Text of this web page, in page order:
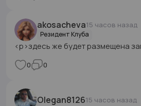
akosacheva15 часов назад
Резидент Клуба
<p>здесь же будет размещена
0 0
Olegan812615 часов назад